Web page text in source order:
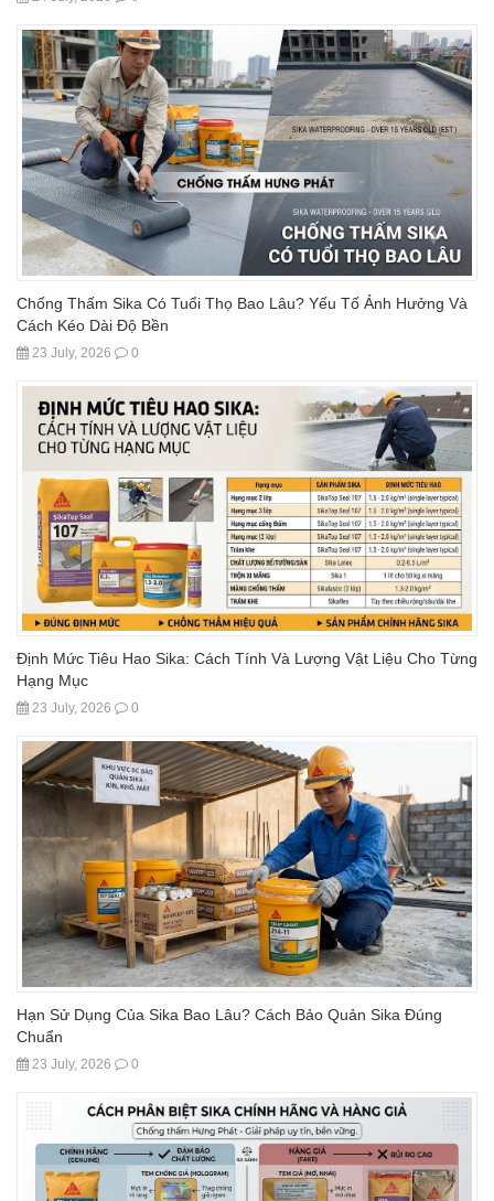
Chống Thấm Sika Có Tuổi Thọ Bao Lâu? Yếu Tố Ảnh Hưởng Và
Cách Kéo Dài Độ Bền
23 July, 2026 0
Định Mức Tiêu Hao Sika: Cách Tính Và Lượng Vật Liệu Cho Từng
Hạng Mục
23 July, 2026 0
Hạn Sử Dụng Của Sika Bao Lâu? Cách Bảo Quản Sika Đúng
Chuẩn
23 July, 2026 0